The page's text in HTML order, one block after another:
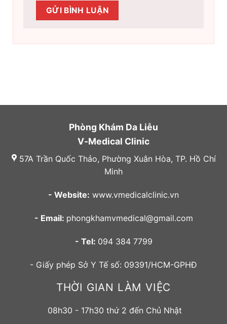
Phòng Khám Da Liễu
V-Medical Clinic
57A Trần Quốc Thảo, Phường Xuân Hòa, TP. Hồ Chí
Minh
- Website: www.vmedicalclinic.vn
- Email: phongkhamvmedical@gmail.com
- Tel: 094 384 7799
- Giấy phép Sở Y Tế số: 09391/HCM-GPHĐ
THỜI GIAN LÀM VIỆC
08h30 - 17h30 thứ 2 đến Chủ Nhật